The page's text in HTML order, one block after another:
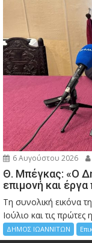
6 Αυγούστου 2026
Θ. Μπέγκας: «Ο
επιμονή και
Τη συνολική εικόνα
Ιούλιο και τις
ΔΗΜΟΣ ΙΩΑΝΝΙΤΩΝ